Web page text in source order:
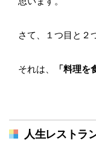
さて、１つ目と２
それは、 「料理を
人生レストラ